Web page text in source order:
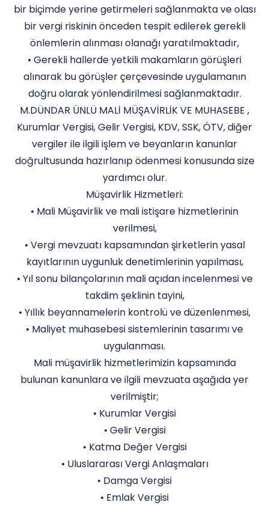
bir biçimde yerine getirmeleri sağlanmakta ve olası
bir vergi riskinin önceden tespit edilerek gerekli
önlemlerin alınması olanağı yaratılmaktadır,
• Gerekli hallerde yetkili makamların görüşleri
alınarak bu görüşler çerçevesinde uygulamanın
doğru olarak yönlendirilmesi sağlanmaktadır.
M.DÜNDAR ÜNLÜ MALİ MÜŞAVİRLİK VE MUHASEBE ,
Kurumlar Vergisi, Gelir Vergisi, KDV, SSK, ÖTV, diğer
vergiler ile ilgili işlem ve beyanların kanunlar
doğrultusunda hazırlanıp ödenmesi konusunda size
yardımcı olur.
Müşavirlik Hizmetleri:
• Mali Müşavirlik ve mali istişare hizmetlerinin
verilmesi,
• Vergi mevzuatı kapsamından şirketlerin yasal
kayıtlarının uygunluk denetimlerinin yapılması,
• Yıl sonu bilançolarının mali açıdan incelenmesi ve
takdim şeklinin tayini,
• Yıllık beyannamelerin kontrolü ve düzenlenmesi,
• Maliyet muhasebesi sistemlerinin tasarımı ve
uygulanması.
Mali müşavirlik hizmetlerimizin kapsamında
bulunan kanunlara ve ilgili mevzuata aşağıda yer
verilmiştir;
• Kurumlar Vergisi
• Gelir Vergisi
• Katma Değer Vergisi
• Uluslararası Vergi Anlaşmaları
• Damga Vergisi
• Emlak Vergisi